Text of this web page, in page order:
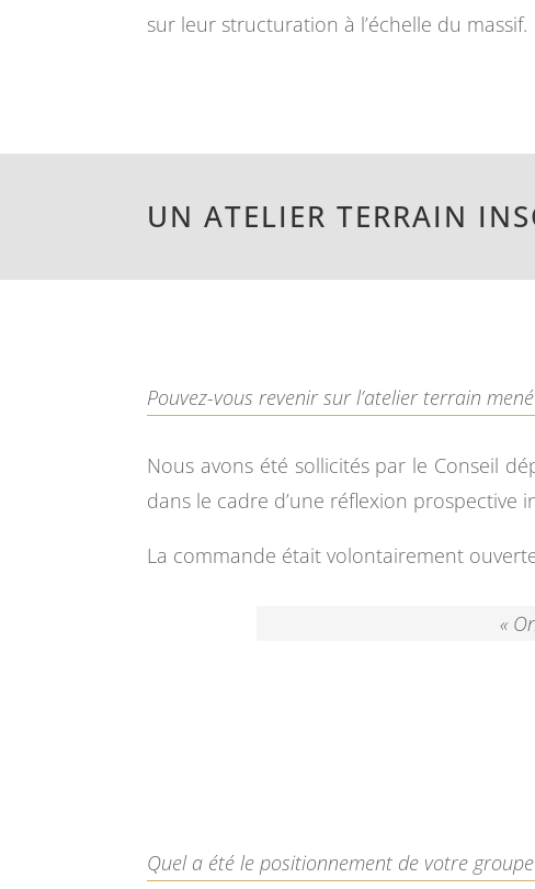
sur leur structuration à l’échelle du massif.
UN ATELIER TERRAIN
Pouvez-vous revenir sur l’atelier terrain
Nous avons été sollicités par le Conseil
dans le cadre d’une réflexion prospective
La commande était volontairement
«
Quel a été le positionnement de votre